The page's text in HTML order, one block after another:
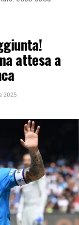
attesa a
2025